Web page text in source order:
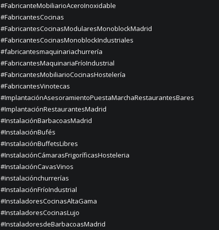
#FabricanteMobiliarioAceroInoxidable
#FabricantesCocinas
#FabricantesCocinasModularesMonoblockMadrid
#FabricantesCocinasMonoblockIndustriales
#fabricantesmaquinariachurrería
#FabricantesMaquinariaFríoIndustrial
#FabricantesMobiliarioCocinasHostelería
#FabricantesVinotecas
#ImplantaciónAsesoramientoPuestaMarchaRestaurantesBares
#ImplantaciónRestaurantesMadrid
#InstalaciónBarbacoasMadrid
#InstalaciónBufés
#InstalaciónBuffetsLibres
#InstalaciónCámarasFrigoríficasHosteleria
#InstalaciónCavasVinos
#instalaciónchurrerías
#InstalaciónFríoIndustrial
#InstaladoresCocinasAltaGama
#InstaladoresCocinasLujo
#InstaladoresdeBarbacoasMadrid